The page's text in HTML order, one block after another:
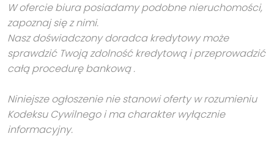
W ofercie biura posiadamy podobne nieruchomości,
zapoznaj się z nimi.
Nasz doświadczony doradca kredytowy może
sprawdzić Twoją zdolność kredytową i przeprowadzić
całą procedurę bankową .
Niniejsze ogłoszenie nie stanowi oferty w rozumieniu
Kodeksu Cywilnego i ma charakter wyłącznie
informacyjny.